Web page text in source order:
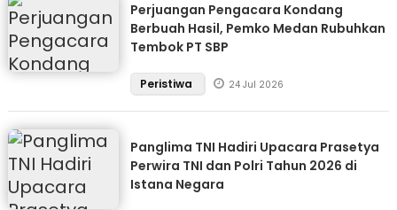
Perjuangan Pengacara Kondang
Berbuah Hasil, Pemko Medan Rubuhkan
Tembok PT SBP
Peristiwa 24 Jul 2026
Panglima TNI Hadiri Upacara Prasetya
Perwira TNI dan Polri Tahun 2026 di
Istana Negara